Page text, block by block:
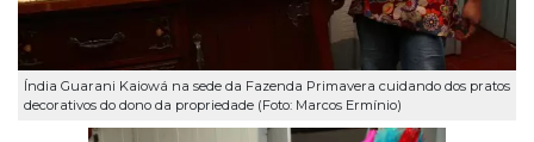
Índia Guarani Kaiowá na sede da Fazenda Primavera cuidando dos pratos
decorativos do dono da propriedade (Foto: Marcos Ermínio)